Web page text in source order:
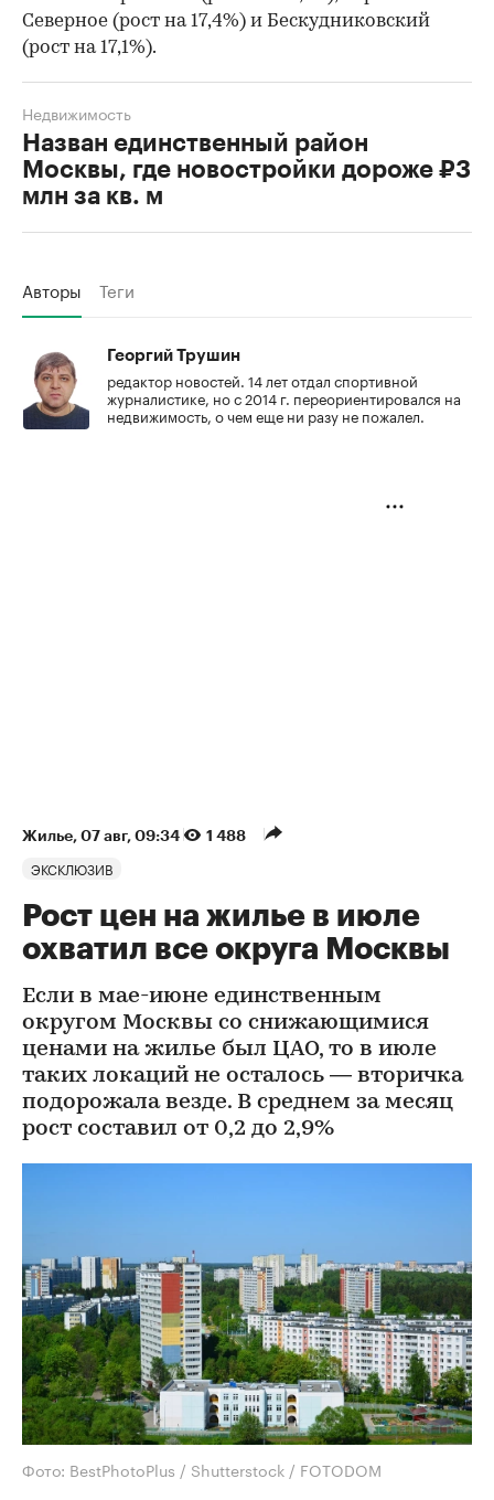
Северное (рост на 17,4%) и Бескудниковский
(рост на 17,1%).
Назван единственный район
Москвы, где новостройки дороже ₽3
млн за кв. м
Недвижимость
Авторы Теги
Георгий Трушин
редактор новостей. 14 лет отдал спортивной
журналистике, но с 2014 г. переориентировался на
недвижимость, о чем еще ни разу не пожалел.
Жилье⁠, 07 авг, 09:34 1 488
ЭКСКЛЮЗИВ
Рост цен на жилье в июле
охватил все округа Москвы
Если в мае-июне единственным
округом Москвы со снижающимися
ценами на жилье был ЦАО, то в июле
таких локаций не осталось — вторичка
подорожала везде. В среднем за месяц
рост составил от 0,2 до 2,9%
Фото: BestPhotoPlus / Shutterstock / FOTODOM